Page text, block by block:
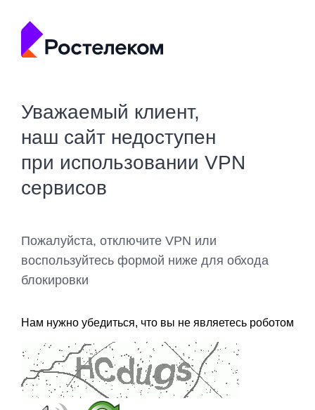
Уважаемый клиент,
наш сайт недоступен
при использовании VPN
сервисов
Пожалуйста, отключите VPN или
воспользуйтесь формой ниже для обхода
блокировки
Нам нужно убедиться, что вы не являетесь роботом